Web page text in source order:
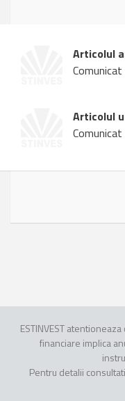
Articolul
Articolul
ESTINVEST
financiare implica
Pentru detalii